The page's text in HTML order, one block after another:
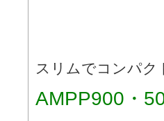
スリムでコンパ
AMPP900